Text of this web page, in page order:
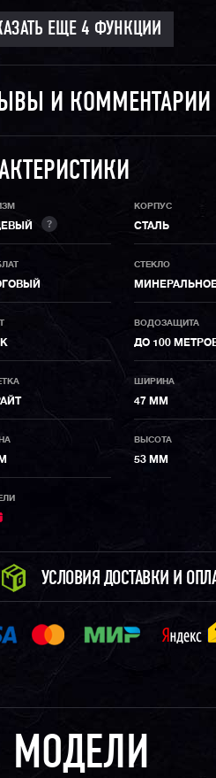
И КОММЕНТАРИИ
?
КОРПУС
СТАЛЬ
СТЕКЛО
ВОДОЗАЩИТА
ДО 100
ШИРИНА
47 ММ
ВЫСОТА
53 ММ
УСЛОВИЯ ДОСТАВКИ И
МОДЕЛИ